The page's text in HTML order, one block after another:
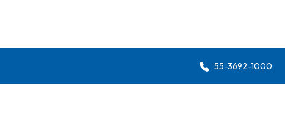
55-3692-1000